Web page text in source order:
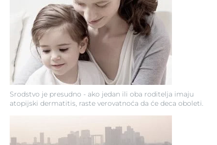
Srodstvo je presudno - ako jedan ili oba roditelja imaju
atopijski dermatitis, raste verovatnoća da će deca oboleti.